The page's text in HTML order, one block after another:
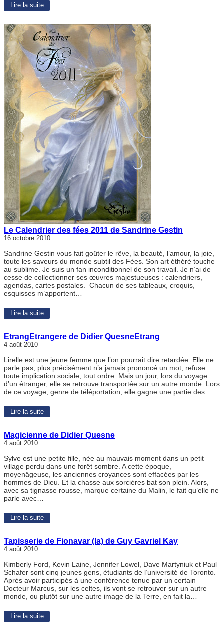
Lire la suite
Le Calendrier des fées 2011 de Sandrine Gestin
16 octobre 2010
Sandrine Gestin vous fait goûter le rêve, la beauté, l’amour, la joie,
toute les saveurs du monde subtil des Fées. Son art éthéré touche
au sublime. Je suis un fan inconditionnel de son travail. Je n’ai de
cesse de collectionner ses œuvres majestueuses : calendriers,
agendas, cartes postales. Chacun de ses tableaux, croquis,
esquisses m’apportent…
Lire la suite
EtrangEtrangere de Didier QuesneEtrang
4 août 2010
Lirelle est une jeune femme que l’on pourrait dire retardée. Elle ne
parle pas, plus précisément n’a jamais prononcé un mot, refuse
toute implication sociale, tout ordre. Mais un jour, lors du voyage
d’un étranger, elle se retrouve transportée sur un autre monde. Lors
de ce voyage, genre de téléportation, elle gagne une partie des…
Lire la suite
Magicienne de Didier Quesne
4 août 2010
Sylve est une petite fille, née au mauvais moment dans un petit
village perdu dans une forêt sombre. A cette époque,
moyenâgeuse, les anciennes croyances sont effacées par les
hommes de Dieu. Et la chasse aux sorcières bat son plein. Alors,
avec sa tignasse rousse, marque certaine du Malin, le fait qu’elle ne
parle avec…
Lire la suite
Tapisserie de Fionavar (la) de Guy Gavriel Kay
4 août 2010
Kimberly Ford, Kevin Laine, Jennifer Lowel, Dave Martyniuk et Paul
Schafer sont cinq jeunes gens, étudiants de l’université de Toronto.
Après avoir participés à une conférence tenue par un certain
Docteur Marcus, sur les celtes, ils vont se retrouver sur un autre
monde, ou plutôt sur une autre image de la Terre, en fait la…
Lire la suite